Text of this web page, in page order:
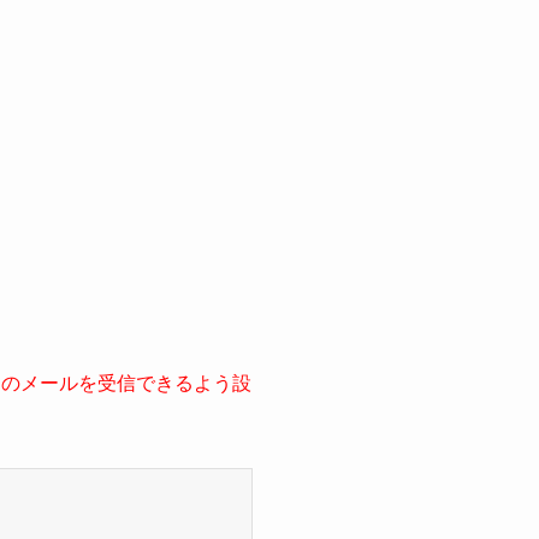
メールを受信できるよう設